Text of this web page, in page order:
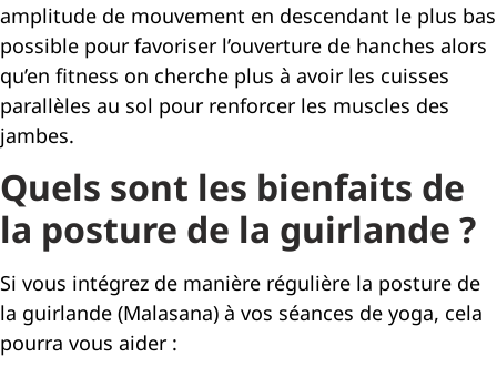
amplitude de mouvement en descendant le plus bas
possible pour favoriser l’ouverture de hanches alors
qu’en fitness on cherche plus à avoir les cuisses
parallèles au sol pour renforcer les muscles des
jambes.
Quels sont les bienfaits de
la posture de la guirlande ?
Si vous intégrez de manière régulière la posture de
la guirlande (Malasana) à vos séances de yoga, cela
pourra vous aider :